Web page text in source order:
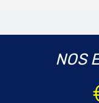
NOS